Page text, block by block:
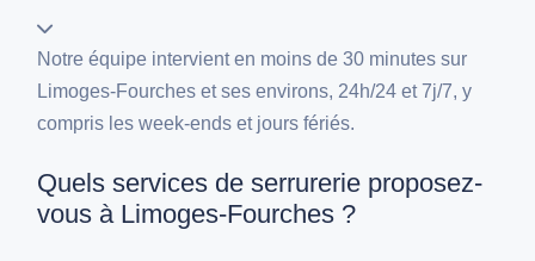
Notre équipe intervient en moins de 30 minutes sur
Limoges-Fourches et ses environs, 24h/24 et 7j/7, y
compris les week-ends et jours fériés.
Quels services de serrurerie proposez-
vous à Limoges-Fourches ?